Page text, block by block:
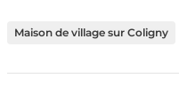
Maison de village sur Coligny